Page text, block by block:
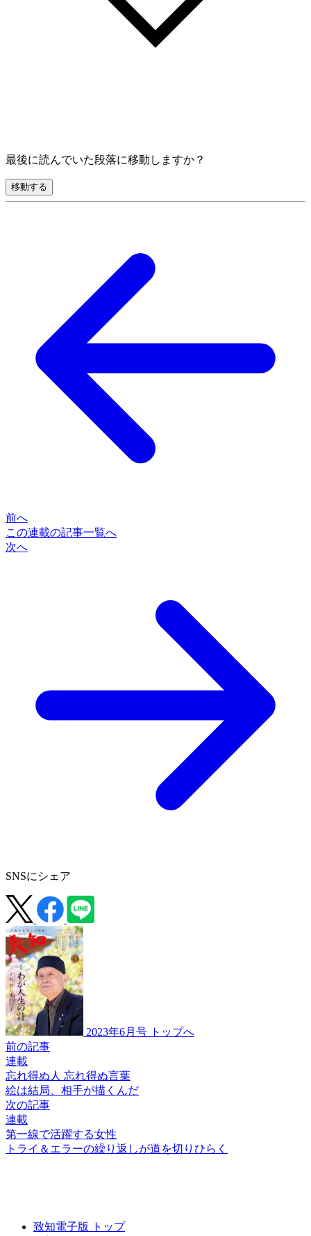
最後に読んでいた段落に移動しますか？
移動する
前へ
この連載の記事一覧へ
次へ
SNSにシェア
2023年6月号 トップへ
前の記事
連載
忘れ得ぬ人 忘れ得ぬ言葉
絵は結局、相手が描くんだ
次の記事
連載
第一線で活躍する女性
トライ＆エラーの繰り返しが道を切りひらく
致知電子版 トップ